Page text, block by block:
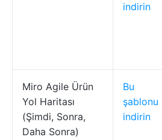
indirin
Miro Agile Ürün
Yol Haritası
(Şimdi, Sonra,
Daha Sonra)
Bu
şablonu
indirin